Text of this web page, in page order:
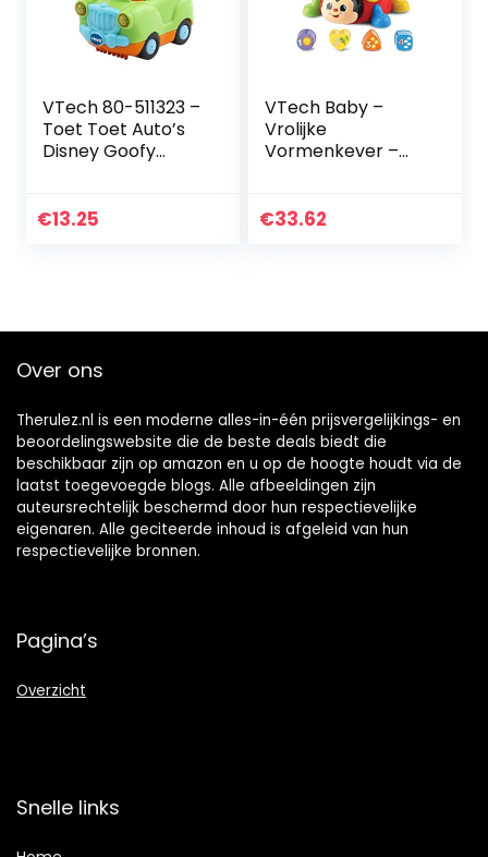
VTech 80-511323 –
Toet Toet Auto’s
Disney Goofy
Meisjes – Van 1 tot
€13.25
VTech Baby –
Vrolijke
Vormenkever –
Jongens en
€33.62
Over ons
Therulez.nl is een moderne alles-in-één prijsvergelijkings- en
beoordelingswebsite die de beste deals biedt die
beschikbaar zijn op amazon en u op de hoogte houdt via de
laatst toegevoegde blogs. Alle afbeeldingen zijn
auteursrechtelijk beschermd door hun respectievelijke
eigenaren. Alle geciteerde inhoud is afgeleid van hun
respectievelijke bronnen.
Pagina’s
Overzicht
Snelle links